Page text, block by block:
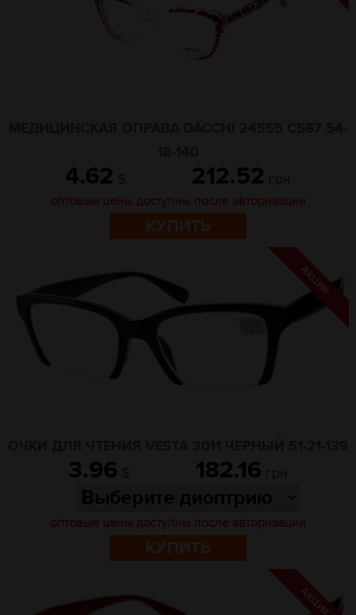
4.62 $ 212.52 грн
оптовые цены доступны после авторизации
КУПИТЬ
3.96 $ 182.16 грн
оптовые цены доступны после авторизации
КУПИТЬ